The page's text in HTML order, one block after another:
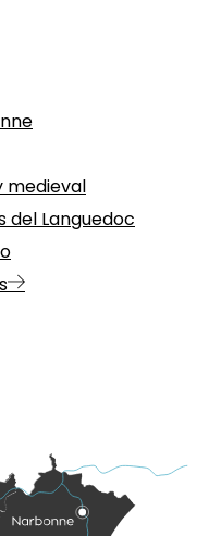
medieval
del Languedoc